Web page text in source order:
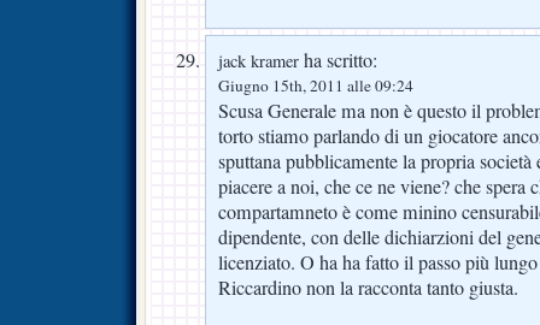
jack kramer ha scritto:
Giugno 15th, 2011 alle 09:24
Scusa Generale ma non è questo il
torto stiamo parlando di un giocatore
sputtana pubblicamente la propria
piacere a noi, che ce ne viene? che spera
compartamneto è come minino
dipendente, con delle dichiarzioni del
licenziato. O ha ha fatto il passo più
Riccardino non la racconta tanto giusta.